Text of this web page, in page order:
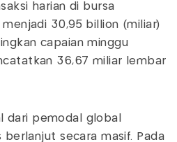
harian di bursa
30,95 billion (miliar)
capaian minggu
36,67 miliar lembar
dari pemodal global
secara masif. Pada